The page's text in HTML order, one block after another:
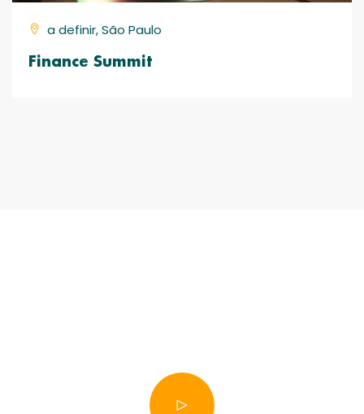
a definir, São Paulo
Finance Summit